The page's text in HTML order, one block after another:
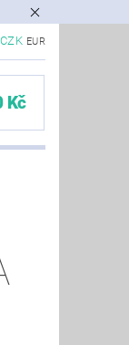
CZK EUR
Kč